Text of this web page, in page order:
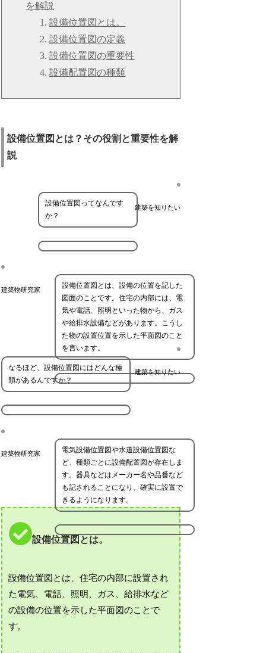
を解説
設備位置図とは。
設備位置図の定義
設備位置図の重要性
設備配置図の種類
設備位置図とは？その役割と重要性を解
説
建築を知りたい
設備位置図ってなんです
か？
建築物研究家
設備位置図とは、設備の位置を記した
図面のことです。住宅の内部には、電
気や電話、照明といった物から、ガス
や給排水設備などがあります。こうし
た物の設置位置を示した平面図のこと
を言います。
建築を知りたい
なるほど、設備位置図にはどんな種
類があるんですか？
建築物研究家
電気設備位置図や水道設備位置図な
ど、種類ごとに設備配置図が存在しま
す。器具などはメーカー名や品番など
も記されることになり、確実に設置で
きるようになります。
設備位置図とは。
設備位置図とは、住宅の内部に設置され
た電気、電話、照明、ガス、給排水など
の設備の位置を示した平面図のことで
す。